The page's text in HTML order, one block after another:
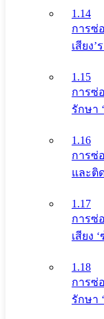
1.14
การซ่
เสียง’
1.15
การซ่
รักษา
1.16
การซ่
และติ
1.17
การซ่
เสียง
1.18
การซ่
รักษา